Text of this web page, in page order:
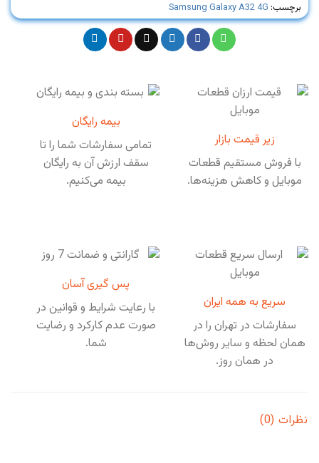
برچسب: Samsung Galaxy A32 4G
زیر قیمت بازار
با فروش مستقیم قطعات
موبایل و کاهش هزینه‌ها.
بیمه رایگان
تمامی سفارشات شما را تا
سقف ارزش آن به رایگان
بیمه می‌کنیم.
سریع به همه ایران
سفارشات در تهران را در
همان لحظه و سایر روش‌ها
در همان روز.
پس گیری آسان
با رعایت شرایط و قوانین در
صورت عدم کارکرد و رضایت
شما.
نظرات (0)